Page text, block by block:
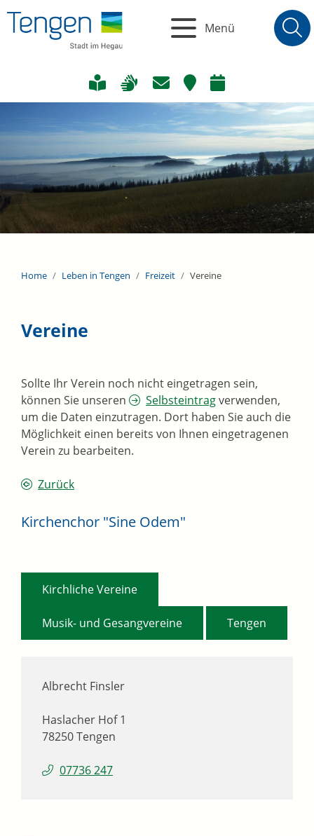
Menü
Home Leben in Tengen Freizeit Vereine
Vereine
Sollte Ihr Verein noch nicht eingetragen sein,
können Sie unseren
Selbsteintragverwenden,
um die Daten einzutragen. Dort haben Sie auch die
Möglichkeit einen bereits von Ihnen eingetragenen
Verein zu bearbeiten.
Zurück
Kirchenchor "Sine Odem"
Albrecht Finsler
Haslacher Hof 1
78250Tengen
07736 247
Kirchliche Vereine
Musik- und Gesangvereine Tengen